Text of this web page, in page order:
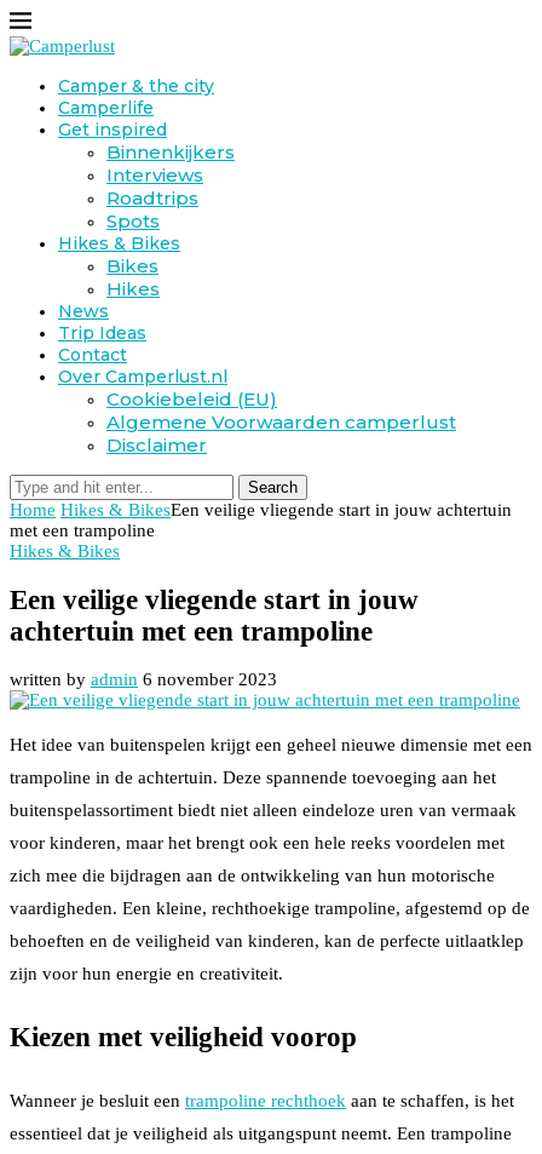
Camper & the city
Camperlife
Get inspired
Binnenkijkers
Interviews
Roadtrips
Spots
Hikes & Bikes
Bikes
Hikes
News
Trip Ideas
Contact
Over Camperlust.nl
Cookiebeleid (EU)
Algemene Voorwaarden camperlust
Disclaimer
Search
Home Hikes & BikesEen veilige vliegende start in jouw achtertuin
met een trampoline
Hikes & Bikes
Een veilige vliegende start in jouw
achtertuin met een trampoline
written by admin 6 november 2023
Het idee van buitenspelen krijgt een geheel nieuwe dimensie met een
trampoline in de achtertuin. Deze spannende toevoeging aan het
buitenspelassortiment biedt niet alleen eindeloze uren van vermaak
voor kinderen, maar het brengt ook een hele reeks voordelen met
zich mee die bijdragen aan de ontwikkeling van hun motorische
vaardigheden. Een kleine, rechthoekige trampoline, afgestemd op de
behoeften en de veiligheid van kinderen, kan de perfecte uitlaatklep
zijn voor hun energie en creativiteit.
Kiezen met veiligheid voorop
Wanneer je besluit een trampoline rechthoek aan te schaffen, is het
essentieel dat je veiligheid als uitgangspunt neemt. Een trampoline